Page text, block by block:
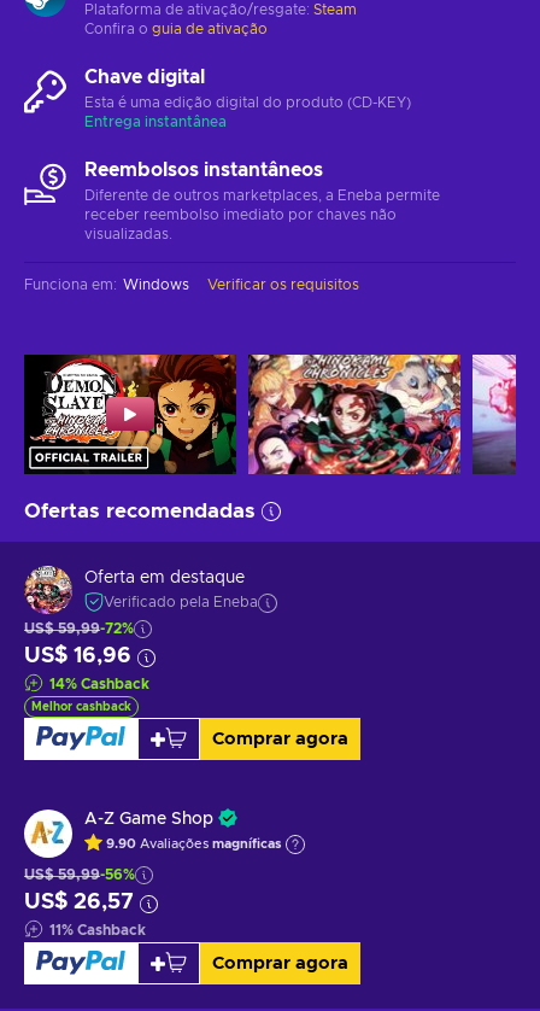
Plataforma de ativação/resgate: Steam
Confira o guia de ativação
Chave digital
Esta é uma edição digital do produto (CD-KEY)
Entrega instantânea
Reembolsos instantâneos
Diferente de outros marketplaces, a Eneba permite
receber reembolso imediato por chaves não
visualizadas.
Funciona em: Windows Verificar os requisitos
Ofertas recomendadas
Oferta em destaque
Verificado pela Eneba
US$ 59,99-72%
US$ 16,96
14% Cashback
Melhor cashback
Comprar agora
A-Z Game Shop
9.90 Avaliações magníficas
US$ 59,99-56%
US$ 26,57
11% Cashback
Comprar agora